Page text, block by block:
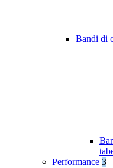
Bandi di
Performance 3